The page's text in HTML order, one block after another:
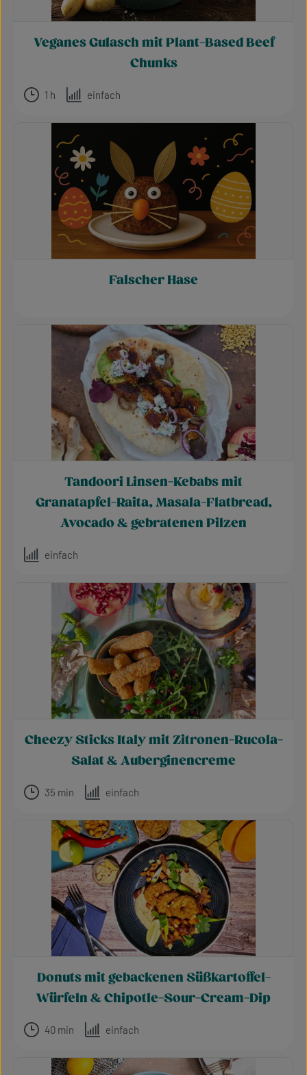
Veganes Gulasch mit Plant-Based Beef
Chunks
1 h einfach
Falscher Hase
Tandoori Linsen-Kebabs mit
Granatapfel-Raita, Masala-Flatbread,
Avocado & gebratenen Pilzen
einfach
Cheezy Sticks Italy mit Zitronen-Rucola-
Salat & Auberginencreme
35 min einfach
Donuts mit gebackenen Süßkartoffel-
Würfeln & Chipotle-Sour-Cream-Dip
40 min einfach